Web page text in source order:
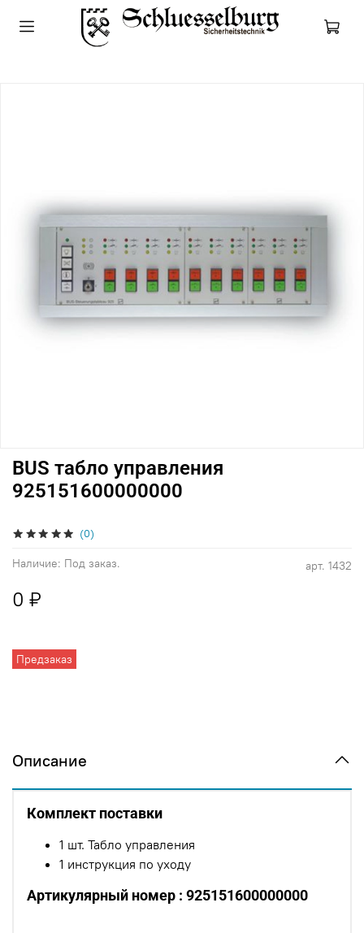
(0)
арт. 1432
Наличие: Под заказ.
Предзаказ
BUS табло управления
925151600000000
0 ₽
Описание
Комплект поставки
1 шт. Табло управления
1 инструкция по уходу
Артикулярный номер : 925151600000000